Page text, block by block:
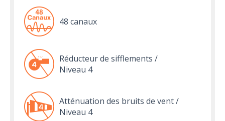
48 canaux
Réducteur de sifflements /
Niveau 4
Atténuation des bruits de vent /
Niveau 4